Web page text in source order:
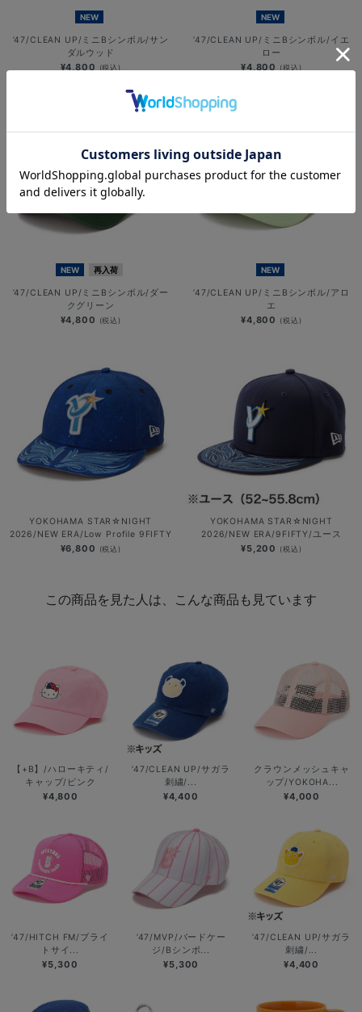
NEW
’47/CLEAN UP/ミニBシンボル/サン
ダルウッド
¥4,800 (税込)
NEW
’47/CLEAN UP/ミニBシンボル/イエ
ロー
¥4,800 (税込)
NEW 再入荷
’47/CLEAN UP/ミニBシンボル/ダー
クグリーン
¥4,800 (税込)
NEW
’47/CLEAN UP/ミニBシンボル/アロ
エ
¥4,800 (税込)
YOKOHAMA STAR☆NIGHT
2026/NEW ERA/Low Profile 9FIFTY
¥6,800 (税込)
YOKOHAMA STAR☆NIGHT
2026/NEW ERA/9FIFTY/ユース
¥5,200 (税込)
この商品を見た人は、こんな商品も見ています
【+B】/ハローキティ/
キャップ/ピンク
¥4,800
’47/CLEAN UP/サガラ
刺繍/...
¥4,400
クラウンメッシュキャ
ップ/YOKOHA...
¥4,000
’47/HITCH FM/ブライ
トサイ...
¥5,300
’47/MVP/バードケー
ジ/Bシンボ...
¥5,300
’47/CLEAN UP/サガラ
刺繍/...
¥4,400